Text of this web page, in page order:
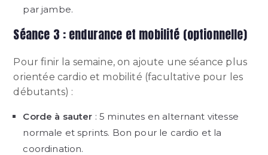
par jambe.
Séance 3 : endurance et mobilité (optionnelle)
Pour finir la semaine, on ajoute une séance plus
orientée cardio et mobilité (facultative pour les
débutants) :
Corde à sauter : 5 minutes en alternant vitesse
normale et sprints. Bon pour le cardio et la
coordination.